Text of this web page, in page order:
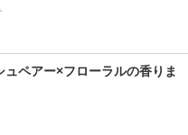
ペアー×フローラルの香りま